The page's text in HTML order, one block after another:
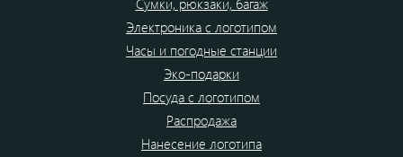
Сумки, рюкзаки, багаж
Электроника с логотипом
Часы и погодные станции
Эко-подарки
Посуда с логотипом
Распродажа
Нанесение логотипа